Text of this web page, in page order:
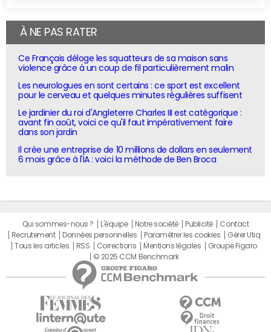
À NE PAS RATER
Ce Français déloge les squatteurs de sa maison sans
violence grâce à un coup de fil particulièrement malin
Les neurologues en sont certains : ce sport est excellent
pour le cerveau et quelques minutes régulières suffisent
Le jardinier du roi d'Angleterre Charles III est catégorique :
avant fin août, voici ce qu'il faut impérativement faire
dans son jardin
Il crée une entreprise de 10 millions de dollars en seulement
6 mois grâce à l'IA : voici la méthode de Ben Broca
Qui sommes-nous ? L'équipe Notre société Publicité
Contact
Recrutement
Données personnelles Paramétrer les cookies
Gérer Utiq
Tous les articles
RSS Corrections Mentions légales
Groupe Figaro
© 2025 CCM Benchmark